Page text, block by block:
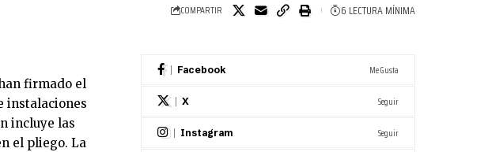
COMPARTIR 6 LECTURA MÍNIMA
firmado el
instalaciones
incluye las
el pliego. La
Facebook Me Gusta
X Seguir
Instagram Seguir